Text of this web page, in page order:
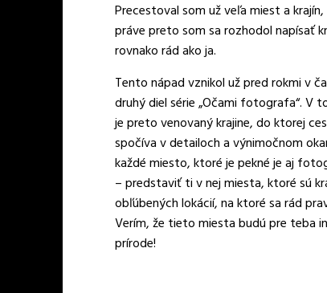
Precestoval som už veľa miest a
práve preto som sa rozhodol napísať
rovnako rád ako ja.
Tento nápad vznikol už pred rokmi v
druhý diel série „Očami fotografa“. V
je preto venovaný krajine, do ktorej
spočíva v detailoch a výnimočnom
každé miesto, ktoré je pekné je aj
– predstaviť ti v nej miesta, ktoré sú
obľúbených lokácií, na ktoré sa rád
Verím, že tieto miesta budú pre teba
prírode!